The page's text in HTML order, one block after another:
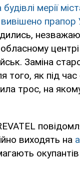
будівлі мерії
прапор
Заміна
того, як під
трос, на
виходять на